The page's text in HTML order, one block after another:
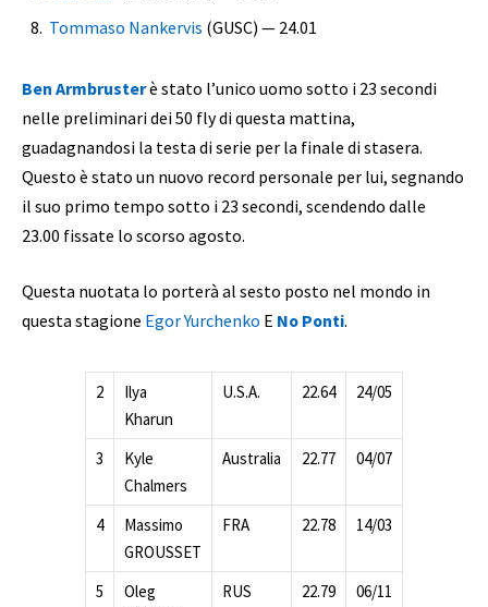
Tommaso Nankervis (GUSC) — 24.01
Ben Armbrusterè stato l’unico uomo sotto i 23 secondi
nelle preliminari dei 50 fly di questa mattina,
guadagnandosi la testa di serie per la finale di stasera.
Questo è stato un nuovo record personale per lui, segnando
il suo primo tempo sotto i 23 secondi, scendendo dalle
23.00 fissate lo scorso agosto.
Questa nuotata lo porterà al sesto posto nel mondo in
questa stagione Egor Yurchenko E No Ponti.
2
Ilya
Kharun
U.S.A. 22.64 24/05
3
Kyle
Chalmers
Australia 22.77 04/07
4
Massimo
GROUSSET
FRA 22.78 14/03
5
Oleg
RUS 22.79 06/11